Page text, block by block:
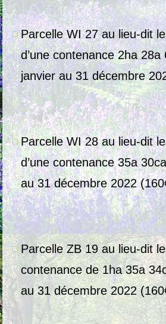
Parcelle WI 27 au lieu-dit
d’une contenance 2ha
janvier au 31 décembre
Parcelle WI 28 au lieu-dit
d’une contenance 35a
au 31 décembre 2022
Parcelle ZB 19 au lieu-dit
contenance de 1ha 35a
au 31 décembre 2022